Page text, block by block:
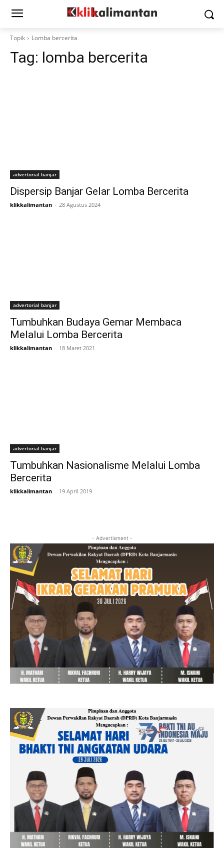
Topik Lomba bercerita
Tag: lomba bercerita
advertorial banjar
Dispersip Banjar Gelar Lomba Bercerita
klikkalimantan - 28 Agustus 2024
advertorial banjar
Tumbuhkan Budaya Gemar Membaca
Melalui Lomba Bercerita
klikkalimantan - 18 Maret 2021
advertorial banjar
Tumbuhkan Nasionalisme Melalui Lomba
Bercerita
klikkalimantan - 19 April 2019
- Advertisment -